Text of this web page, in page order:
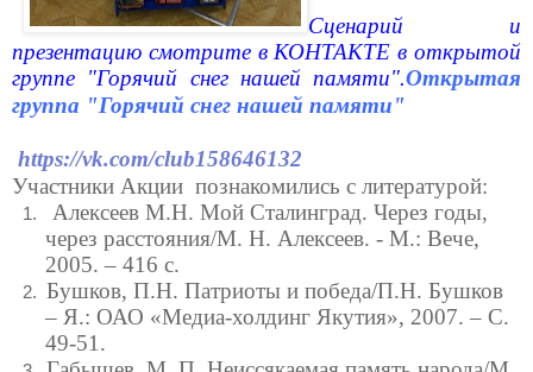
Сценарий и
презентацию смотрите в КОНТАКТЕ в открытой
группе "Горячий снег нашей памяти".Открытая
группа "Горячий снег нашей памяти"
https://vk.com/club158646132
Участники Акции познакомились с литературой:
1.
Алексеев М.Н. Мой Сталинград. Через годы,
через расстояния/М. Н. Алексеев. - М.: Вече,
2005. – 416 с.
2. Бушков, П.Н. Патриоты и победа/П.Н. Бушков
– Я.: ОАО «Медиа-холдинг Якутия», 2007. – С.
49-51.